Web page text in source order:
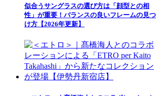
似合うサングラスの選び方は「顔型との相
性」が重要！バランスの良いフレームの見つ
け方【2026年更新】